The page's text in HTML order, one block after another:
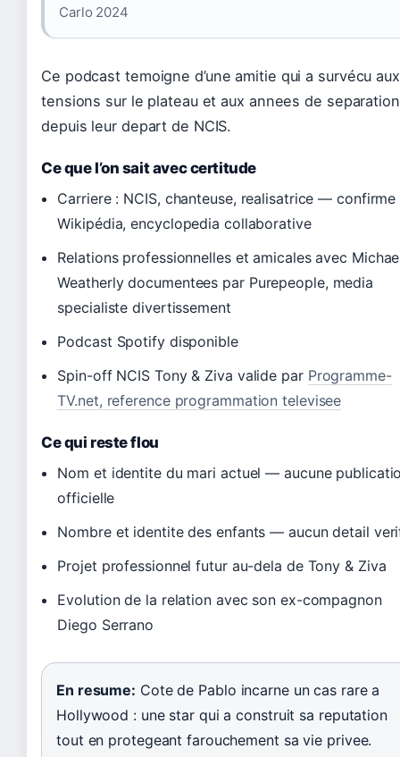
Carlo 2024
Ce podcast temoigne d’une amitie qui a survécu aux
tensions sur le plateau et aux annees de separation
depuis leur depart de NCIS.
Ce que l’on sait avec certitude
Carriere : NCIS, chanteuse, realisatrice — confirme
Wikipédia, encyclopedia collaborative
Relations professionnelles et amicales avec
Weatherly documentees par Purepeople, media
specialiste divertissement
Podcast Spotify disponible
Spin-off NCIS Tony & Ziva valide par Programme-
TV.net, reference programmation televisee
Ce qui reste flou
Nom et identite du mari actuel — aucune
officielle
Nombre et identite des enfants — aucun detail
Projet professionnel futur au-dela de Tony & Ziva
Evolution de la relation avec son ex-compagnon
Diego Serrano
En resume: Cote de Pablo incarne un cas rare a
Hollywood : une star qui a construit sa reputation
tout en protegeant farouchement sa vie privee.